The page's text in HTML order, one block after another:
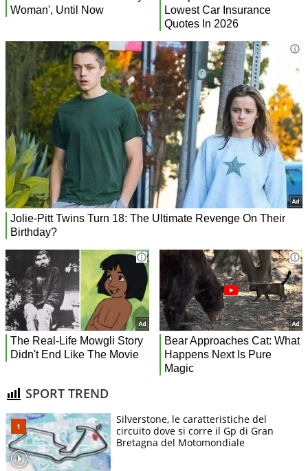
SPORT TREND
Silverstone, le caratteristiche del
circuito dove si corre il Gp di Gran
Bretagna del Motomondiale